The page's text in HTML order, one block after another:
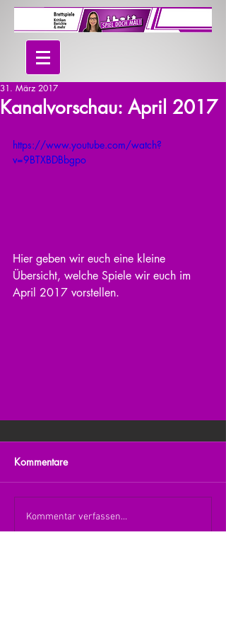
Kanalvorschau: April 2017
31. März 2017
https://www.youtube.com/watch?
v=9BTXBDBbgpo
Hier geben wir euch eine kleine
Übersicht, welche Spiele wir euch im
April 2017 vorstellen.
Kommentare
Kommentar verfassen...